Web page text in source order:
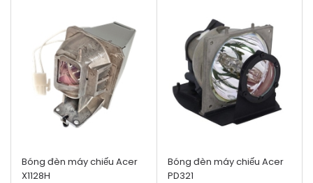
Bóng đèn máy chiếu Acer
X1128H
Bóng đèn máy chiếu Acer
PD321